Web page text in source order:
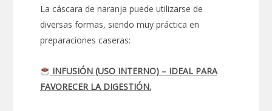
La cáscara de naranja puede utilizarse de
diversas formas, siendo muy práctica en
preparaciones caseras:
INFUSIÓN (USO INTERNO) – IDEAL PARA
FAVORECER LA DIGESTIÓN.